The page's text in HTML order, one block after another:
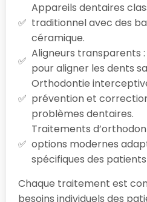
Appareils dentaires
traditionnel avec des
céramique.
Aligneurs transparents
pour aligner les dents
Orthodontie
prévention et
problèmes dentaires.
Traitements
options modernes
spécifiques des
Chaque traitement est
besoins individuels des